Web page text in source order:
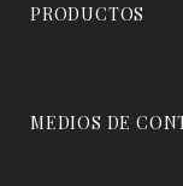
PRODUCTOS
MEDIOS DE